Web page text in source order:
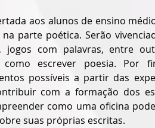
aos alunos de ensino
na parte poética. Serão
jogos com palavras, entre
como escrever poesia. Por
possíveis a partir das
com a formação dos
como uma oficina
suas próprias escritas.